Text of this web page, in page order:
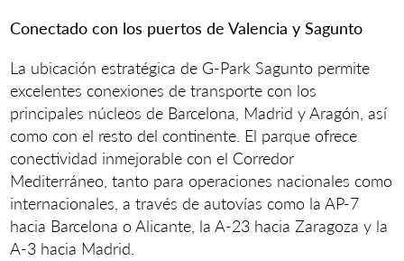
Conectado con los puertos de Valencia y Sagunto
La ubicación estratégica de G-Park Sagunto permite
excelentes conexiones de transporte con los
principales núcleos de Barcelona, Madrid y Aragón, así
como con el resto del continente. El parque ofrece
conectividad inmejorable con el Corredor
Mediterráneo, tanto para operaciones nacionales como
internacionales, a través de autovías como la AP-7
hacia Barcelona o Alicante, la A-23 hacia Zaragoza y la
A-3 hacia Madrid.